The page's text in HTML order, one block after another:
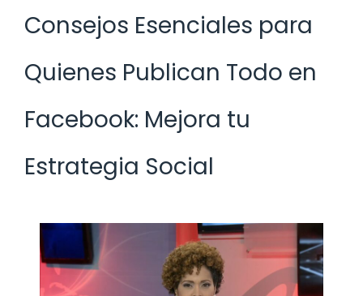
Consejos Esenciales para
Quienes Publican Todo en
Facebook: Mejora tu
Estrategia Social